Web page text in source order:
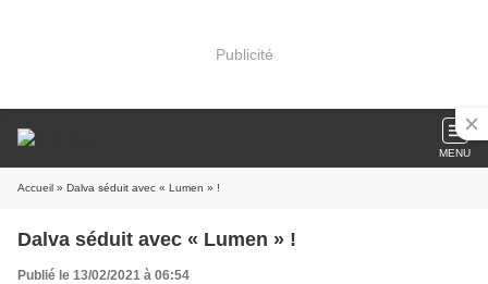
Publicité
MENU
Accueil » Dalva séduit avec « Lumen » !
Dalva séduit avec « Lumen » !
Publié le 13/02/2021 à 06:54